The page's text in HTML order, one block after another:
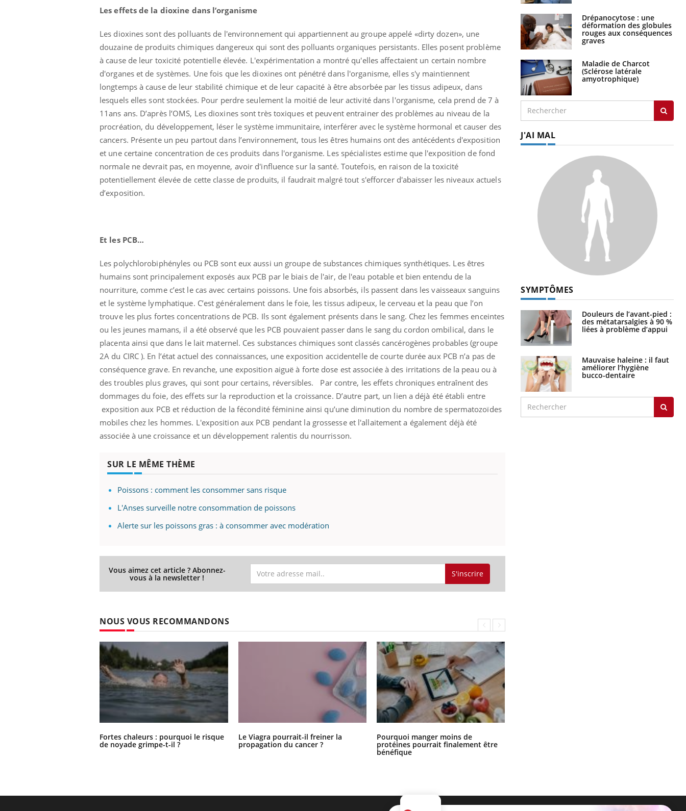
Les effets de la dioxine dans l’organisme
Les dioxines sont des polluants de l'environnement qui appartiennent au groupe appelé «dirty dozen», une
douzaine de produits chimiques dangereux qui sont des polluants organiques persistants. Elles posent problème
à cause de leur toxicité potentielle élevée. L'expérimentation a montré qu'elles affectaient un certain nombre
d'organes et de systèmes. Une fois que les dioxines ont pénétré dans l'organisme, elles s'y maintiennent
longtemps à cause de leur stabilité chimique et de leur capacité à être absorbée par les tissus adipeux, dans
lesquels elles sont stockées. Pour perdre seulement la moitié de leur activité dans l'organisme, cela prend de 7 à
11ans ans. D’après l’OMS, Les dioxines sont très toxiques et peuvent entrainer des problèmes au niveau de la
procréation, du développement, léser le système immunitaire, interférer avec le système hormonal et causer des
cancers. Présente un peu partout dans l’environnement, tous les êtres humains ont des antécédents d'exposition
et une certaine concentration de ces produits dans l'organisme. Les spécialistes estime que l'exposition de fond
normale ne devrait pas, en moyenne, avoir d'influence sur la santé. Toutefois, en raison de la toxicité
potentiellement élevée de cette classe de produits, il faudrait malgré tout s'efforcer d'abaisser les niveaux actuels
d’exposition.
Et les PCB…
Les polychlorobiphényles ou PCB sont eux aussi un groupe de substances chimiques synthétiques. Les êtres
humains sont principalement exposés aux PCB par le biais de l'air, de l'eau potable et bien entendu de la
nourriture, comme c’est le cas avec certains poissons. Une fois absorbés, ils passent dans les vaisseaux sanguins
et le système lymphatique. C’est généralement dans le foie, les tissus adipeux, le cerveau et la peau que l’on
trouve les plus fortes concentrations de PCB. Ils sont également présents dans le sang. Chez les femmes enceintes
ou les jeunes mamans, il a été observé que les PCB pouvaient passer dans le sang du cordon ombilical, dans le
placenta ainsi que dans le lait maternel. Ces substances chimiques sont classés cancérogènes probables (groupe
2A du CIRC ). En l’état actuel des connaissances, une exposition accidentelle de courte durée aux PCB n’a pas de
conséquence grave. En revanche, une exposition aiguë à forte dose est associée à des irritations de la peau ou à
des troubles plus graves, qui sont pour certains, réversibles. Par contre, les effets chroniques entraînent des
dommages du foie, des effets sur la reproduction et la croissance. D’autre part, un lien a déjà été établi entre
exposition aux PCB et réduction de la fécondité féminine ainsi qu’une diminution du nombre de spermatozoïdes
mobiles chez les hommes. L'exposition aux PCB pendant la grossesse et l'allaitement a également déjà été
associée à une croissance et un développement ralentis du nourrisson.
SUR LE MÊME THÈME
Poissons : comment les consommer sans risque
L'Anses surveille notre consommation de poissons
Alerte sur les poissons gras : à consommer avec modération
Vous aimez cet article ? Abonnez-
vous à la newsletter ! S'inscrire
NOUS VOUS RECOMMANDONS
Fortes chaleurs : pourquoi le risque
de noyade grimpe-t-il ?
Le Viagra pourrait-il freiner la
propagation du cancer ?
Pourquoi manger moins de
protéines pourrait finalement être
bénéfique
Drépanocytose : une
déformation des globules
rouges aux conséquences
graves
Maladie de Charcot
(Sclérose latérale
amyotrophique)
J'AI MAL
SYMPTÔMES
Douleurs de l’avant-pied :
des métatarsalgies à 90 %
liées à problème d’appui
Mauvaise haleine : il faut
améliorer l’hygiène
bucco-dentaire